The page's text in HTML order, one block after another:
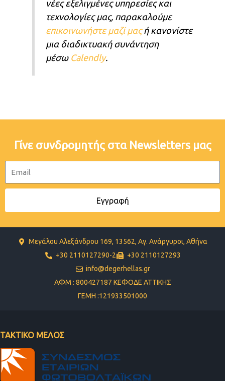
νέες εξελιγμένες υπηρεσίες και
τεχνολογίες μας, παρακαλούμε
επικοινωνήστε μαζί μαςή κανονίστε
μια διαδικτυακή συνάντηση
μέσω Calendly.
Γίνε συνδρομητής στα Newsletters μας
Εγγραφή
Μεγάλου Αλεξάνδρου 169, 13562, Αγ. Ανάργυροι, Αθήνα
+30 2110127290-2
+30 2110127293
info@degerhellas.gr
ΑΦΜ : 800427187 ΚΕΦΟΔΕ ΑΤΤΙΚΗΣ
ΓΕΜΗ :121933501000
ΤΑΚΤΙΚΟ ΜΕΛΟΣ